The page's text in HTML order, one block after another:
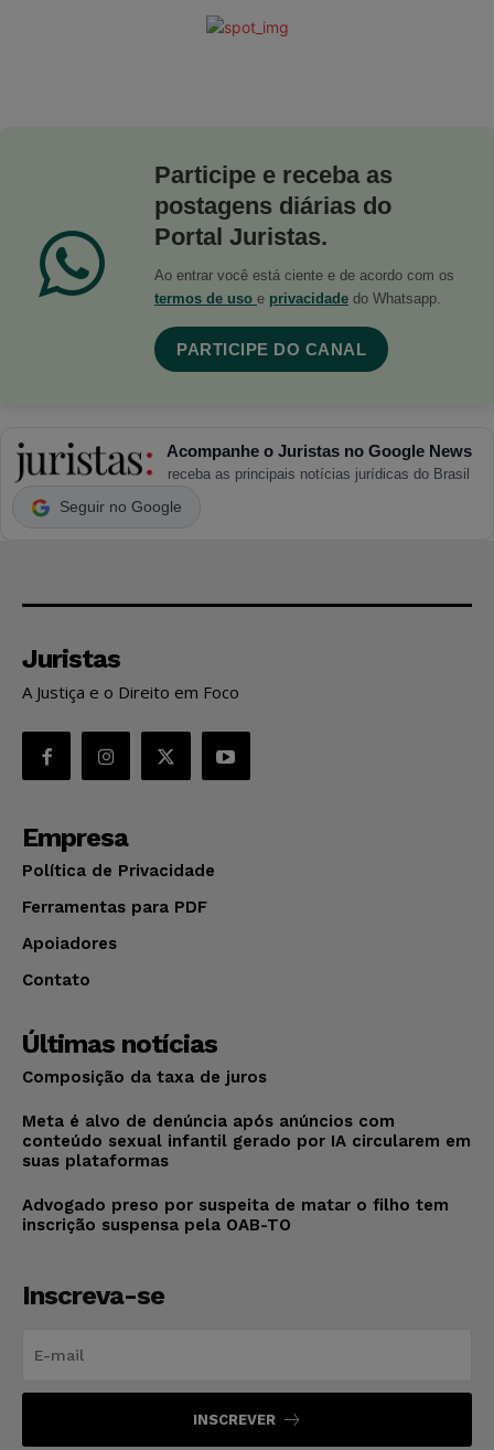
Participe e receba as
postagens diárias do
Portal Juristas.
Ao entrar você está ciente e de acordo com os
termos de uso e privacidade do Whatsapp.
PARTICIPE DO CANAL
Acompanhe o Juristas no Google News
receba as principais notícias jurídicas do Brasil
Seguir no Google
Juristas
A Justiça e o Direito em Foco
Empresa
Política de Privacidade
Ferramentas para PDF
Apoiadores
Contato
Últimas notícias
Composição da taxa de juros
Meta é alvo de denúncia após anúncios com
conteúdo sexual infantil gerado por IA circularem em
suas plataformas
Advogado preso por suspeita de matar o filho tem
inscrição suspensa pela OAB-TO
Inscreva-se
INSCREVER